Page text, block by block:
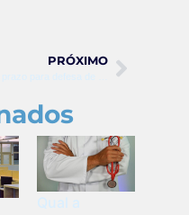
PRÓXIMO